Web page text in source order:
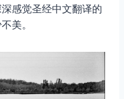
感觉圣经中文翻译的
美。